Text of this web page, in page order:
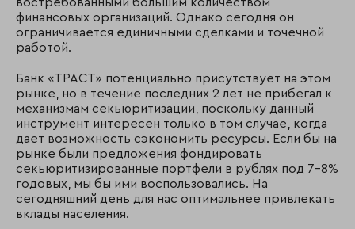
финансовых организаций. Однако сегодня он
ограничивается единичными сделками и точечной
работой.
Банк «ТРАСТ» потенциально присутствует на этом
рынке, но в течение последних 2 лет не прибегал к
механизмам секьюритизации, поскольку данный
инструмент интересен только в том случае, когда
дает возможность сэкономить ресурсы. Если бы на
рынке были предложения фондировать
секьюритизированные портфели в рублях под 7-8%
годовых, мы бы ими воспользовались. На
сегодняшний день для нас оптимальнее привлекать
вклады населения.